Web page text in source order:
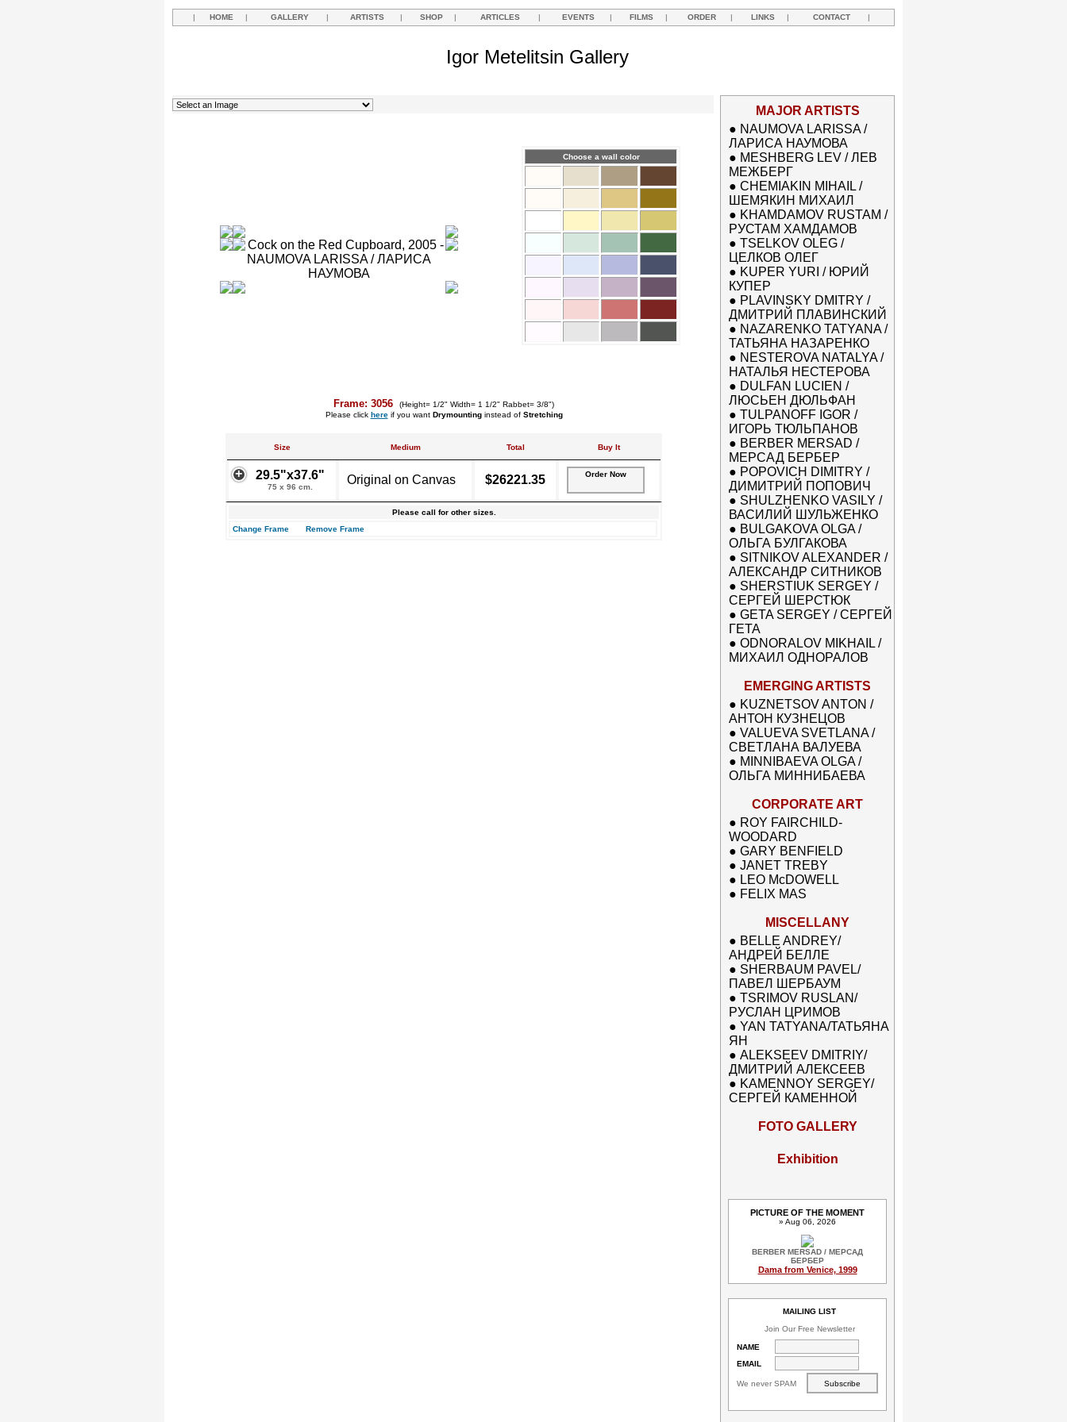
| HOME | GALLERY | ARTISTS | SHOP | ARTICLES | EVENTS | FILMS | ORDER | LINKS | CONTACT |
Igor Metelitsin Gallery
Choose a wall color
Frame: 3056
(Height= 1/2" Width= 1 1/2" Rabbet= 3/8")
Please click hereif you want Drymountinginstead of Stretching
Size Medium Total Buy It
29.5"x37.6"
75 x 96 cm.
Original on Canvas $26221.35 Order Now
Please call for other sizes.
Change Frame
Remove Frame
MAJOR ARTISTS
● NAUMOVA LARISSA /
ЛАРИСА НАУМОВА
● MESHBERG LEV / ЛЕВ
МЕЖБЕРГ
● CHEMIAKIN MIHAIL /
ШЕМЯКИН МИХАИЛ
● KHAMDAMOV RUSTAM /
РУСТАМ ХАМДАМОВ
● TSELKOV OLEG /
ЦЕЛКОВ ОЛЕГ
● KUPER YURI / ЮРИЙ
КУПЕР
● PLAVINSKY DMITRY /
ДМИТРИЙ ПЛАВИНСКИЙ
● NAZARENKO TATYANA /
ТАТЬЯНА НАЗАРЕНКО
● NESTEROVA NATALYA /
НАТАЛЬЯ НЕСТЕРОВА
● DULFAN LUCIEN /
ЛЮСЬЕН ДЮЛЬФАН
● TULPANOFF IGOR /
ИГОРЬ ТЮЛЬПАНОВ
● BERBER MERSAD /
МЕРСАД БЕРБЕР
● POPOVICH DIMITRY /
ДИМИТРИЙ ПОПОВИЧ
● SHULZHENKO VASILY /
ВАСИЛИЙ ШУЛЬЖЕНКО
● BULGAKOVA OLGA /
ОЛЬГА БУЛГАКОВА
● SITNIKOV ALEXANDER /
АЛЕКСАНДР СИТНИКОВ
● SHERSTIUK SERGEY /
СЕРГЕЙ ШЕРСТЮК
● GETA SERGEY / СЕРГЕЙ
ГЕТА
● ODNORALOV MIKHAIL /
МИХАИЛ ОДНОРАЛОВ
EMERGING ARTISTS
● KUZNETSOV ANTON /
АНТОН КУЗНЕЦОВ
● VALUEVA SVETLANA /
СВЕТЛАНА ВАЛУЕВА
● MINNIBAEVA OLGA /
ОЛЬГА МИННИБАЕВА
CORPORATE ART
● ROY FAIRCHILD-
WOODARD
● GARY BENFIELD
● JANET TREBY
● LEO McDOWELL
● FELIX MAS
MISCELLANY
● BELLE ANDREY/
АНДРЕЙ БЕЛЛЕ
● SHERBAUM PAVEL/
ПАВЕЛ ШЕРБАУМ
● TSRIMOV RUSLAN/
РУСЛАН ЦРИМОВ
● YAN TATYANA/ТАТЬЯНА
ЯН
● ALEKSEEV DMITRIY/
ДМИТРИЙ АЛЕКСЕЕВ
● KAMENNOY SERGEY/
СЕРГЕЙ КАМЕННОЙ
FOTO GALLERY
Exhibition
PICTURE OF THE MOMENT
» Aug 06, 2026
BERBER MERSAD / МЕРСАД
БЕРБЕР
Dama from Venice, 1999
MAILING LIST
Join Our Free Newsletter
NAME
EMAIL
We never SPAM